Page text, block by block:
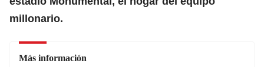
millonario.
Más información